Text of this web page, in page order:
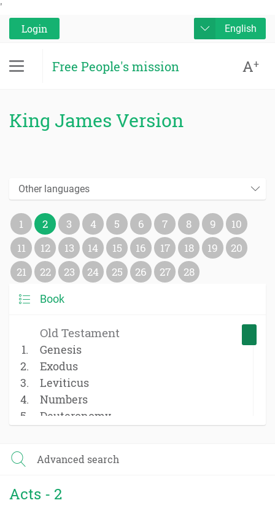
'
Login
English
Free People's mission A+
King James Version
Other languages
1 2 3 4 5 6 7 8 9
10
11
12 13 14 15 16 17 18 19
20
21
22 23 24 25 26 27 28
Book
Old Testament
Genesis
Exodus
Leviticus
Numbers
Deuteronomy
Ruth
2 Samuel
Advanced search
Acts - 2